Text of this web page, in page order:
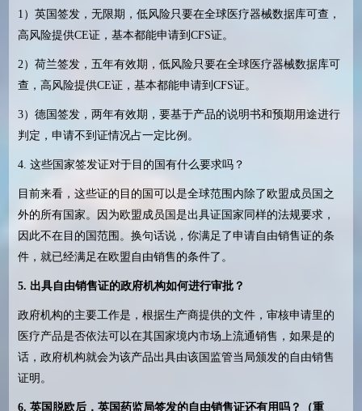
1 ）英国签发，无限期，低风险只要在全球医疗器械数据库可查，
高风险提供CE证，基本都能申请到 CFS证。
2）荷兰签发，五年有效期，低风险只要在全球医疗器械数据库可
查，高风险提供CE证，基本都能申请到 CFS证。
3）德国签发，两年有效期，要基于产品的说明书和预期用途进行
判定，申请不到证情况占一定比例。
4. 这些国家签发证对于目的国有什么要求吗？
目前来看，这些证的目的国可以是全球范围内除了欧盟成员国之
外的所有国家。因为欧盟成员国是出具证国家同样的法规要求，
因此不在目的国范围。换句话说，你满足了申请自由销售证的条
件，就已经满足在欧盟自由销售的条件了。
5. 出具自由销售证的政府机构如何进行审批？
政府机构的主要工作是，根据生产商提供的文件，审核申请里的
医疗产品是否依法可以在其国家境内市场上流通销售，如果是的
话，政府机构就会为该产品出具由该国监管当局颁发的自由销售
证明。
6. 英国脱欧后，英国药监局签发的自由销售证还有用吗？（重